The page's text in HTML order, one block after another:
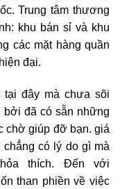
Trung tâm thương
khu bán sỉ và khu
các mặt hàng quần
đại.
đây mà chưa sõi
bởi đã có sẵn những
chờ giúp đỡ bạn. giá
chẳng có lý do gì mà
thích. Đến với
than phiền về việc